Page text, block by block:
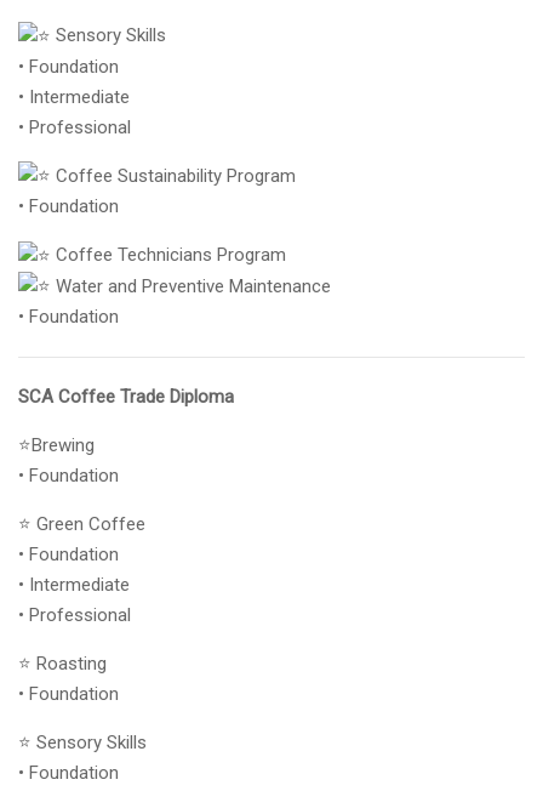
Sensory Skills
• Foundation
• Intermediate
• Professional
Coffee Sustainability Program
• Foundation
Coffee Technicians Program
Water and Preventive Maintenance
• Foundation
SCA Coffee Trade Diploma
⭐Brewing
• Foundation
⭐ Green Coffee
• Foundation
• Intermediate
• Professional
⭐ Roasting
• Foundation
⭐ Sensory Skills
• Foundation